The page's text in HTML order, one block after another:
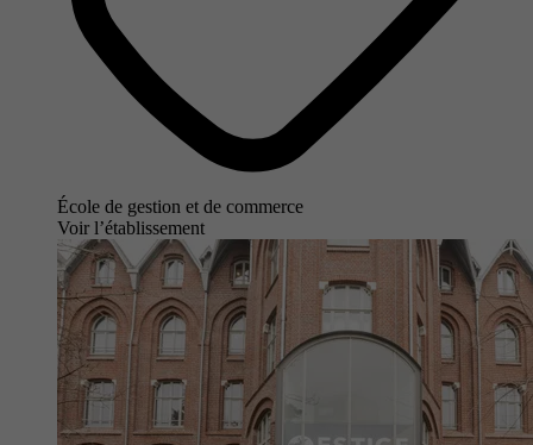
École de gestion et de commerce
Voir l’établissement